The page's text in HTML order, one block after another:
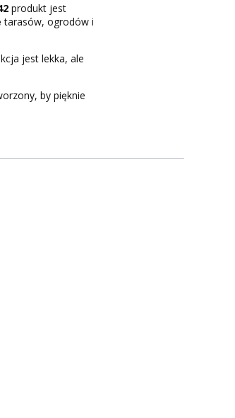
produkt jest
tarasów, ogrodów i
jest lekka, ale
by pięknie